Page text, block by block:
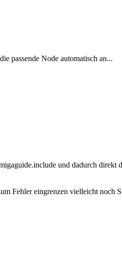
passende Node automatisch an...
und dadurch direkt
Fehler eingrenzen vielleicht noch